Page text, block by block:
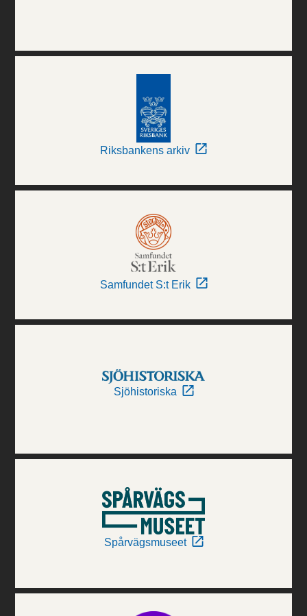
Riksbankens arkiv
Samfundet S:t Erik
Sjöhistoriska
Spårvägsmuseet